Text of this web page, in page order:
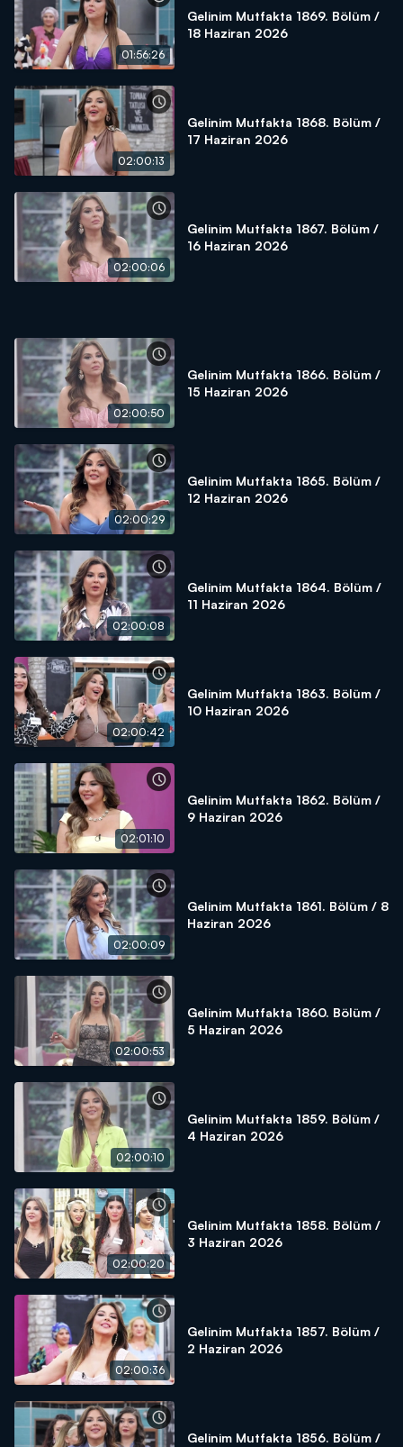
01:56:26
Gelinim Mutfakta 1869. Bölüm /
18 Haziran 2026
02:00:13
Gelinim Mutfakta 1868. Bölüm /
17 Haziran 2026
02:00:06
Gelinim Mutfakta 1867. Bölüm /
16 Haziran 2026
02:00:50
Gelinim Mutfakta 1866. Bölüm /
15 Haziran 2026
02:00:29
Gelinim Mutfakta 1865. Bölüm /
12 Haziran 2026
02:00:08
Gelinim Mutfakta 1864. Bölüm /
11 Haziran 2026
02:00:42
Gelinim Mutfakta 1863. Bölüm /
10 Haziran 2026
02:01:10
Gelinim Mutfakta 1862. Bölüm /
9 Haziran 2026
02:00:09
Gelinim Mutfakta 1861. Bölüm / 8
Haziran 2026
02:00:53
Gelinim Mutfakta 1860. Bölüm /
5 Haziran 2026
02:00:10
Gelinim Mutfakta 1859. Bölüm /
4 Haziran 2026
02:00:20
Gelinim Mutfakta 1858. Bölüm /
3 Haziran 2026
02:00:36
Gelinim Mutfakta 1857. Bölüm /
2 Haziran 2026
Gelinim Mutfakta 1856. Bölüm /